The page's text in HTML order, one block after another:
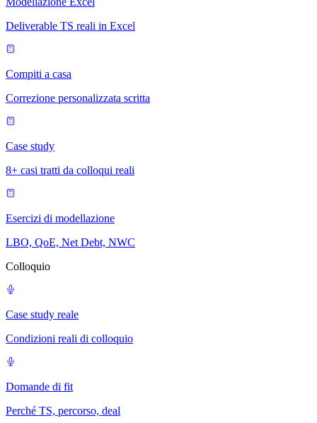
Deliverable TS reali in Excel
Compiti a casa
Correzione personalizzata scritta
Case study
8+ casi tratti da colloqui reali
Esercizi di modellazione
LBO, QoE, Net Debt, NWC
Colloquio
Case study reale
Condizioni reali di colloquio
Domande di fit
Perché TS, percorso, deal